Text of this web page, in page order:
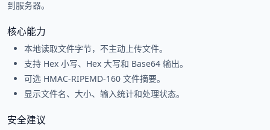
到服务器。
核心能力
本地读取文件字节，不主动上传文件。
支持 Hex 小写、Hex 大写和 Base64 输出。
可选 HMAC-RIPEMD-160 文件摘要。
显示文件名、大小、输入统计和处理状态。
安全建议